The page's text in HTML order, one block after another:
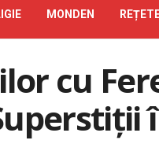
MONDEN
cu